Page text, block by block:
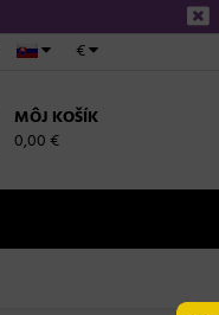
€
MÔJ KOŠÍK
0,00 €